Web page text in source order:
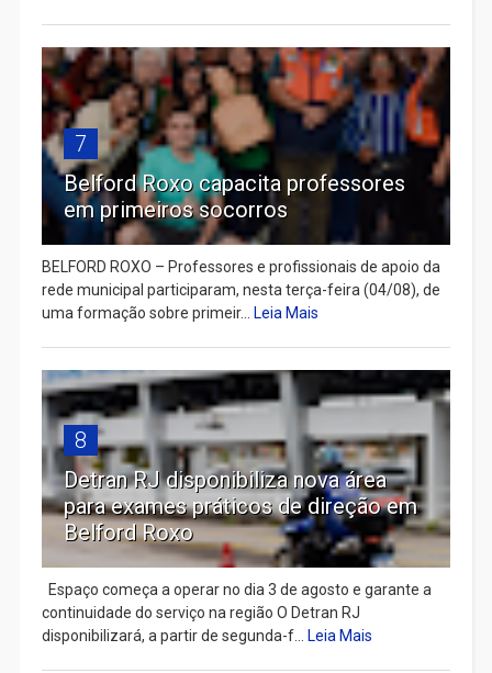
7
Belford Roxo capacita professores
em primeiros socorros
BELFORD ROXO – Professores e profissionais de apoio da
rede municipal participaram, nesta terça-feira (04/08), de
uma formação sobre primeir...
Leia Mais
8
Detran RJ disponibiliza nova área
para exames práticos de direção em
Belford Roxo
Espaço começa a operar no dia 3 de agosto e garante a
continuidade do serviço na região O Detran RJ
disponibilizará, a partir de segunda-f...
Leia Mais